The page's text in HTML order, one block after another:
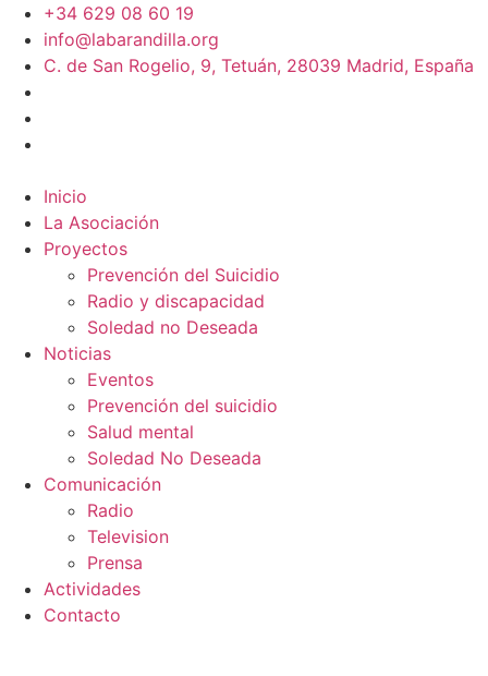
+34 629 08 60 19
info@labarandilla.org
C. de San Rogelio, 9, Tetuán, 28039 Madrid, España
Inicio
La Asociación
Proyectos
Prevención del Suicidio
Radio y discapacidad
Soledad no Deseada
Noticias
Eventos
Prevención del suicidio
Salud mental
Soledad No Deseada
Comunicación
Radio
Television
Prensa
Actividades
Contacto